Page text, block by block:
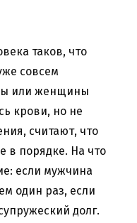
таков, что
совсем
или женщины
крови, но не
считают, что
в порядке. На что
если мужчина
один раз, если
долг.